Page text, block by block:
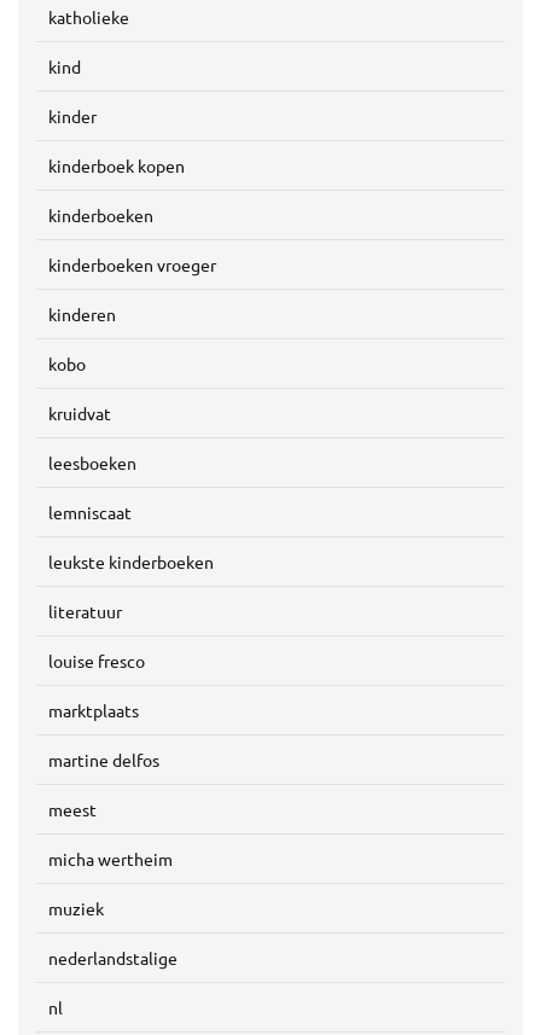
katholieke
kind
kinder
kinderboek kopen
kinderboeken
kinderboeken vroeger
kinderen
kobo
kruidvat
leesboeken
lemniscaat
leukste kinderboeken
literatuur
louise fresco
marktplaats
martine delfos
meest
micha wertheim
muziek
nederlandstalige
nl